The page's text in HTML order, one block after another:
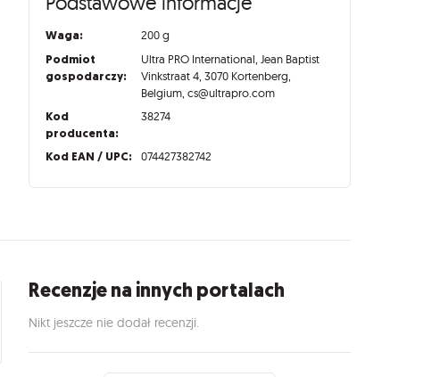
Waga: 200 g
Podmiot
gospodarczy:
Ultra PRO International, Jean Baptist
Vinkstraat 4, 3070 Kortenberg,
Belgium, cs@ultrapro.com
Kod
producenta:
38274
Kod EAN / UPC: 074427382742
Recenzje na innych portalach
Nikt jeszcze nie dodał recenzji.